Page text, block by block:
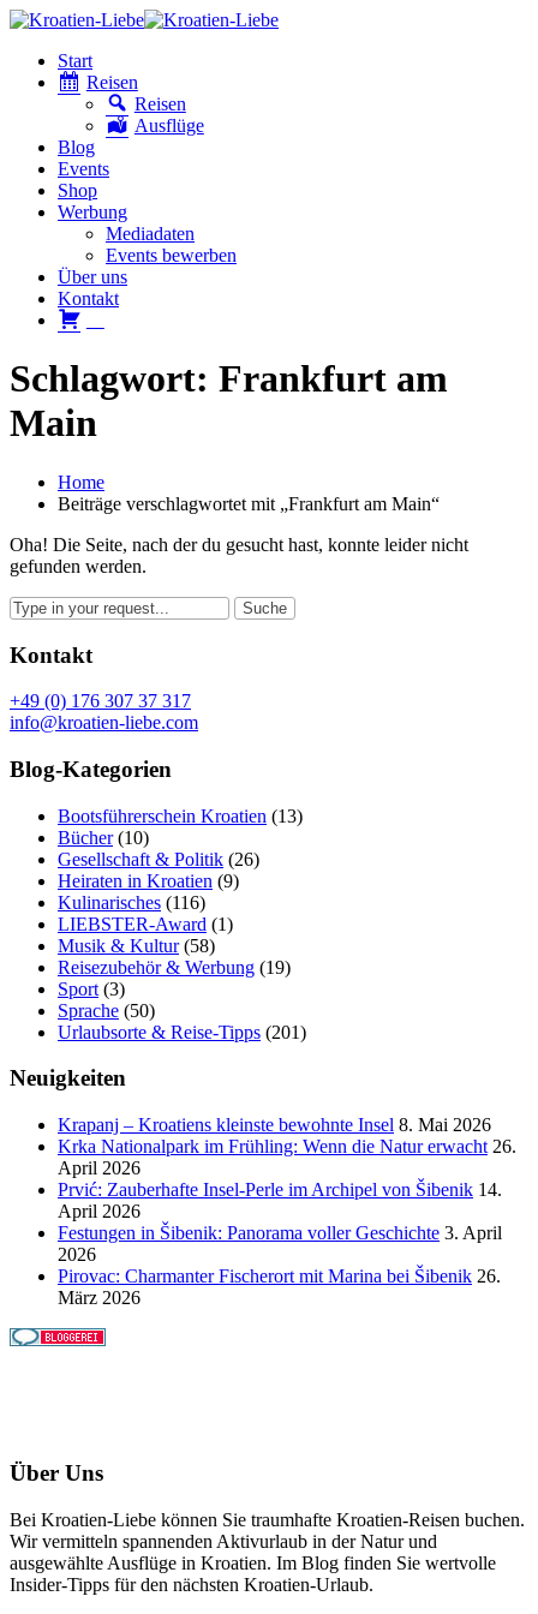
Start
Reisen
Reisen
Ausflüge
Blog
Events
Shop
Werbung
Mediadaten
Events bewerben
Über uns
Kontakt
Schlagwort: Frankfurt am
Main
Home
Beiträge verschlagwortet mit „Frankfurt am Main“
Oha! Die Seite, nach der du gesucht hast, konnte leider nicht
gefunden werden.
Kontakt
+49 (0) 176 307 37 317
info@kroatien-liebe.com
Blog-Kategorien
Bootsführerschein Kroatien (13)
Bücher(10)
Gesellschaft & Politik (26)
Heiraten in Kroatien (9)
Kulinarisches (116)
LIEBSTER-Award (1)
Musik & Kultur(58)
Reisezubehör & Werbung (19)
Sport (3)
Sprache (50)
Urlaubsorte & Reise-Tipps (201)
Neuigkeiten
Krapanj – Kroatiens kleinste bewohnte Insel 8. Mai 2026
Krka Nationalpark im Frühling: Wenn die Natur erwacht 26.
April 2026
Prvić: Zauberhafte Insel-Perle im Archipel von Šibenik 14.
April 2026
Festungen in Šibenik: Panorama voller Geschichte 3. April
2026
Pirovac: Charmanter Fischerort mit Marina bei Šibenik 26.
März 2026
Über Uns
Bei Kroatien-Liebe können Sie traumhafte Kroatien-Reisen buchen.
Wir vermitteln spannenden Aktivurlaub in der Natur und
ausgewählte Ausflüge in Kroatien. Im Blog finden Sie wertvolle
Insider-Tipps für den nächsten Kroatien-Urlaub.